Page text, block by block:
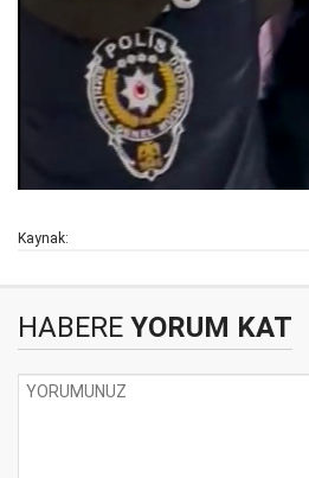
Kaynak:
HABERE YORUM KAT